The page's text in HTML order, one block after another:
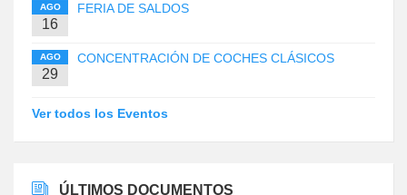
AGO
16
FERIA DE SALDOS
AGO
29
CONCENTRACIÓN DE COCHES CLÁSICOS
Ver todos los Eventos
ÚLTIMOS DOCUMENTOS